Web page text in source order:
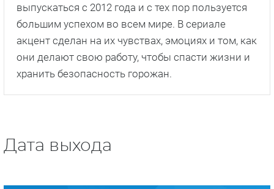
выпускаться с 2012 года и с тех пор пользуется
большим успехом во всем мире. В сериале
акцент сделан на их чувствах, эмоциях и том, как
они делают свою работу, чтобы спасти жизни и
хранить безопасность горожан.
Дата выхода